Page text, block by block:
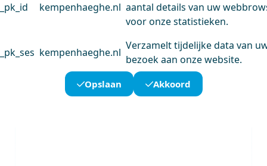
_pk_id kempenhaeghe.nl aantal details van uw
voor onze statistieken.
_pk_ses kempenhaeghe.nl
Verzamelt tijdelijke data van
bezoek aan onze website.
Opslaan Akkoord